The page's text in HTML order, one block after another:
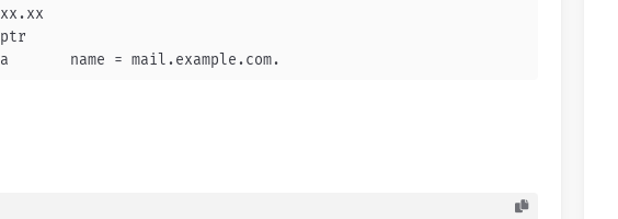
name = mail.example.com.